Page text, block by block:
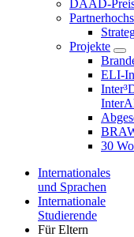
DAAD-
Projekte
ELI-
30
Internationales
und Sprachen
Internationale
Studierende
Für Eltern